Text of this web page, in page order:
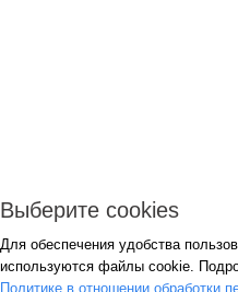
Авторизация
*
Выберите cookies
Для обеспечения удобства
используются файлы cookie.
Политике в отношении обработки